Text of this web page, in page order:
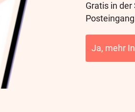
Gratis in
Ja, mehr